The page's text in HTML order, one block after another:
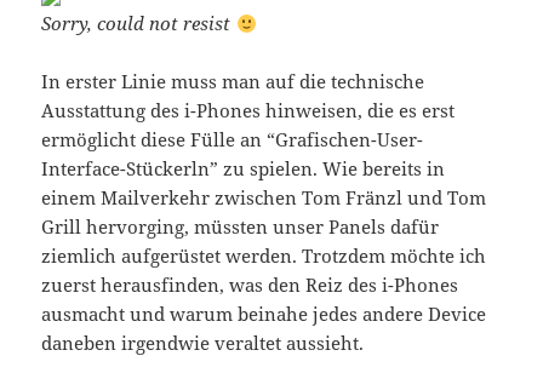
Sorry, could not resist
In erster Linie muss man auf die technische
Ausstattung des i-Phones hinweisen, die es erst
ermöglicht diese Fülle an “Grafischen-User-
Interface-Stückerln” zu spielen. Wie bereits in
einem Mailverkehr zwischen Tom Fränzl und Tom
Grill hervorging, müssten unser Panels dafür
ziemlich aufgerüstet werden. Trotzdem möchte ich
zuerst herausfinden, was den Reiz des i-Phones
ausmacht und warum beinahe jedes andere Device
daneben irgendwie veraltet aussieht.